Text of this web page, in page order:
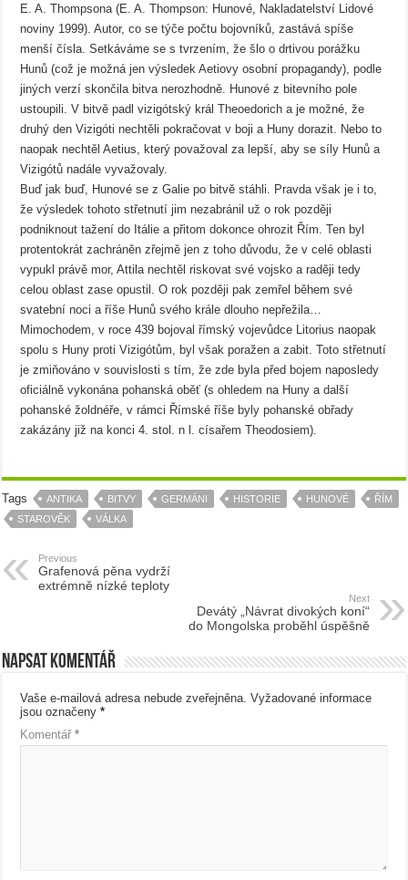
E. A. Thompsona (E. A. Thompson: Hunové, Nakladatelství Lidové
noviny 1999). Autor, co se týče počtu bojovníků, zastává spíše
menší čísla. Setkáváme se s tvrzením, že šlo o drtivou porážku
Hunů (což je možná jen výsledek Aetiovy osobní propagandy), podle
jiných verzí skončila bitva nerozhodně. Hunové z bitevního pole
ustoupili. V bitvě padl vizigótský král Theoedorich a je možné, že
druhý den Vizigóti nechtěli pokračovat v boji a Huny dorazit. Nebo to
naopak nechtěl Aetius, který považoval za lepší, aby se síly Hunů a
Vizigótů nadále vyvažovaly.
Buď jak buď, Hunové se z Galie po bitvě stáhli. Pravda však je i to,
že výsledek tohoto střetnutí jim nezabránil už o rok později
podniknout tažení do Itálie a přitom dokonce ohrozit Řím. Ten byl
protentokrát zachráněn zřejmě jen z toho důvodu, že v celé oblasti
vypukl právě mor, Attila nechtěl riskovat své vojsko a raději tedy
celou oblast zase opustil. O rok později pak zemřel během své
svatební noci a říše Hunů svého krále dlouho nepřežila…
Mimochodem, v roce 439 bojoval římský vojevůdce Litorius naopak
spolu s Huny proti Vizigótům, byl však poražen a zabit. Toto střetnutí
je zmiňováno v souvislosti s tím, že zde byla před bojem naposledy
oficiálně vykonána pohanská oběť (s ohledem na Huny a další
pohanské žoldnéře, v rámci Římské říše byly pohanské obřady
zakázány již na konci 4. stol. n l. císařem Theodosiem).
Tags ANTIKA BITVY GERMÁNI HISTORIE HUNOVÉ
ŘÍM
STAROVĚK
VÁLKA
Previous
Grafenová pěna vydrží
extrémně nízké teploty
Next
Devátý „Návrat divokých koní“
do Mongolska proběhl úspěšně
Napsat komentář
Vaše e-mailová adresa nebude zveřejněna. Vyžadované informace
jsou označeny*
Komentář*